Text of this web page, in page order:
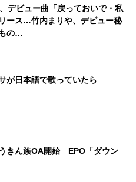
デビュー曲「戻っておいで・私
ース…竹内まりや、デビュー秘
の…
が日本語で歌っていたら
きん族OA開始 EPO「ダウン